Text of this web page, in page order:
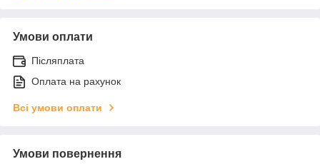
Умови оплати
Післяплата
Оплата на рахунок
Всі умови оплати
Умови повернення